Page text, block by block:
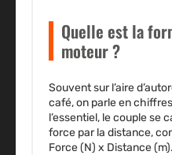
Quelle est la
moteur ?
Souvent sur l’aire
café, on parle en
l’essentiel, le couple se
force par la distance,
Force (N) x Distance